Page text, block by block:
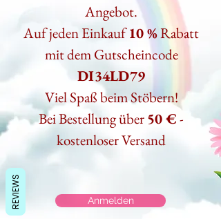
Angebot.
Auf jeden Einkauf10 %Rabatt
mit dem Gutscheincode
DI34LD79
Viel Spaß beim Stöbern!
Bei Bestellung über 50 €-
kostenloser Versand
Anmelden
REVIEWS